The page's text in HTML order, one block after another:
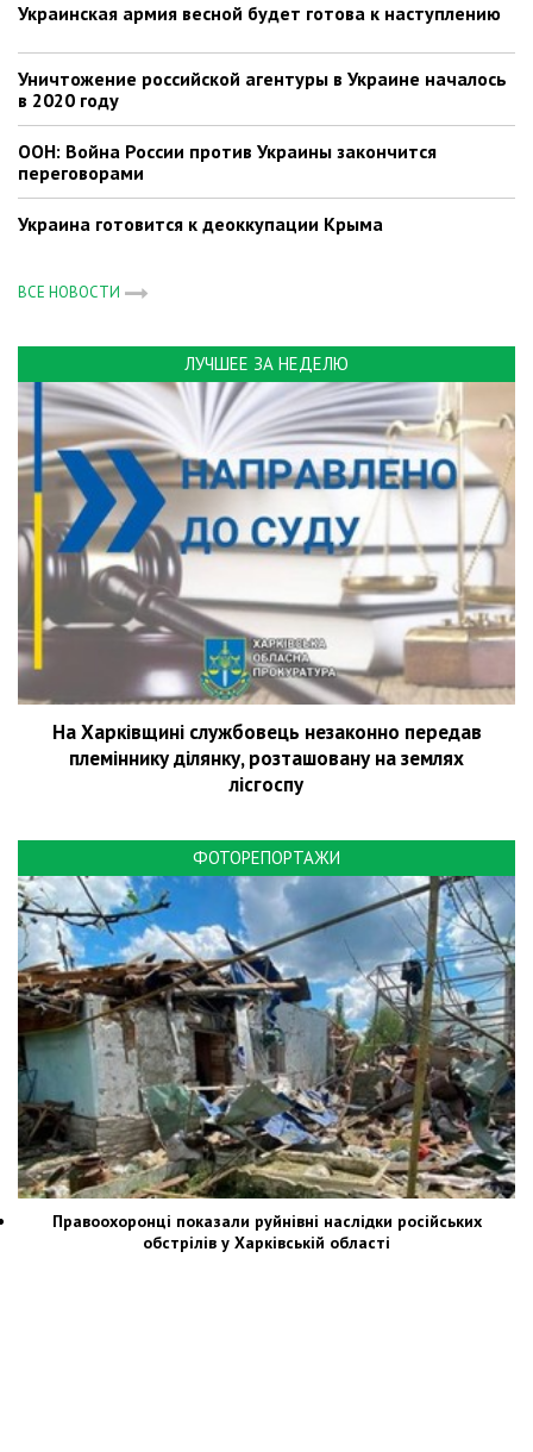
Украинская армия весной будет готова к наступлению
Уничтожение российской агентуры в Украине началось
в 2020 году
ООН: Война России против Украины закончится
переговорами
Украина готовится к деоккупации Крыма
ВСЕ НОВОСТИ
ЛУЧШЕЕ ЗА НЕДЕЛЮ
На Харківщині службовець незаконно передав
племіннику ділянку, розташовану на землях
лісгоспу
ФОТОРЕПОРТАЖИ
Правоохоронці показали руйнівні наслідки російських
обстрілів у Харківській області